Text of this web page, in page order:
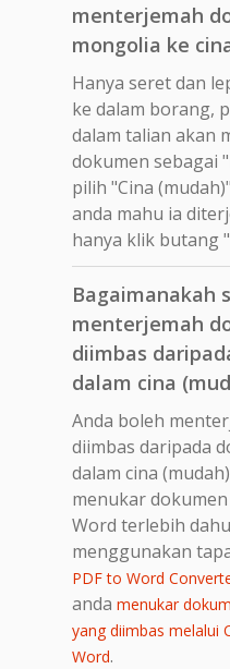
menterjemah
mongolia ke
Hanya seret dan
ke dalam borang,
dalam talian akan
dokumen sebagai
pilih "Cina
anda mahu ia
hanya klik butang
Bagaimanakah
menterjemah
diimbas
dalam cina
Anda boleh
diimbas daripada
dalam cina
menukar
Word terlebih
menggunakan
PDF to Word
anda menukar
yang diimbas melalui
Word.